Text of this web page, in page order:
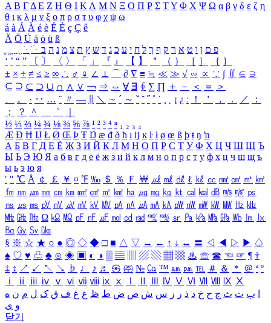
Α Β ΓΔ Ε Ζ Η Θ Ι ΚΛ Μ Ν Ξ Ο Π Ρ Σ ΤΥ Φ Χ Ψ Ω α β γ δ ε ζ η
θ ι κ λ μ ν ξ ο π ρ σ τ υ φ χ ψ ω
á à Á À é è É È ç Ç ê
Ä Ö Ü ä ö ü ß
ִֶֹ ֻּ ׁׂ פ ם ן ו ט א ר ק ף ך ל ח י ע כ ג ד ש ץ ת צ מ נ ה ב
‘ ’ “ ” 〔 〕 〈 〉 「 」 『 』 【 】 ＂ （ ） ［ ］ ｛ ｝
± × ÷ ≠ ≤ ≥ ∞ ∴ ♂ ♀ ∠ ⊥ ⌒ ∂ ∇ ≡ ≒ ≪ ≫ √ ∽ ∝ ∵ ∫ ∬ ∈ ∋
⊆ ⊇ ⊂ ⊃ ∪ ∩ ∧ ∨ ￢ ⇒ ⇔ ∀ ∃ ∮ ∑ ∏ ＋ － ＜ ＝
＞
、
。 · ‥ … ¨ 〃 ― ＼ ∼ ´ ～ ˇ ˘ ˝ ˚ ˙ ¸ ¡ ¿ ː ！ ＇ ， ． ／
：
；
？ ＾ ｀
½ ⅓ ⅔ ¼ ¾ ⅛ ⅜ ⅝ ⅞ ¹ ² ³ ⁴ ⁿ ₁ ₂ ₃ ₄
Æ Ð Ħ Ĳ Ł Ø Œ Þ Ŧ Ŋ æ đ ð ħ ı ĳ ĸ ŀ ł ø œ ß þ ŧ ŋ ŉ
А Б В Г Д Е Ё Ж З И Й К Л М Н О П Р С Т У Ф Х Ц Ч Ш Щ Ъ
Ы Ь Э Ю Я а б в г д е ё ж з и й к л м н о п р с т у ф х ц ч ш щ ъ
ы ь э ю я
′ ″ ℃ Å ￠ ￡ ￥ ¤ ℉ ‰ ＄ ％ Ｆ ￦ ㎕ ㎖ ㎗ ℓ ㎘ ㏄ ㎣ ㎤ ㎥ ㎦
㎙ ㎚ ㎛ ㎜ ㎝ ㎞ ㎟ ㎠ ㎡ ㎢ ㏊ ㎍ ㎎ ㎏ ㏏ ㎈ ㎉ ㏈ ㎧ ㎨ ㎰
㎱ ㎲ ㎳ ㎴ ㎵ ㎶ ㎷ ㎸ ㎹ ㎀ ㎁ ㎂ ㎃ ㎄ ㎺ ㎻ ㎽ ㎾ ㎿ ㎐ ㎑
㎒ ㎓ ㎔ Ω ㏀ ㏁ ㎊ ㎋ ㎌ ㏖ ㏅ ㎭ ㎮ ㎯ ㏛ ㎩ ㎪ ㎫ ㎬ ㏝ ㏐
㏓
㏃ ㏉ ㏜ ㏆
§ ※ ☆ ★ ○ ● ◎ ◇ ◆ □ ■ △ ▽ → ← ↑ ↓ ↔ 〓 ◁ ◀ ▷ ▶ ♤
♠ ♡ ♥ ♧ ♣ ⊙ ◈ ▣ ◐ ◑ ▒ ▤ ▨ ▧ ▦ ▩ ♨ ☏ ☎ ☜ ☞ ¶ †
‡ ↕ ↗ ↙ ↖ ↘ ♭ ♩ ♪ ♬ ㉿ ㈜ № ㏇ ™ ㏂ ㏘ ℡ ＃ ＆ ＊ ＠ ª º
ⅰ
ⅱ ⅲ ⅳ ⅴ ⅵ ⅶ ⅷ ⅸ ⅹ Ⅳ Ⅴ Ⅵ Ⅶ Ⅷ Ⅸ Ⅹ
ب ت ث ج ح خ د ذ ر ز س ش ص ض ط ظ ع غ ف ق ک ل م ن ه
و ی
닫기